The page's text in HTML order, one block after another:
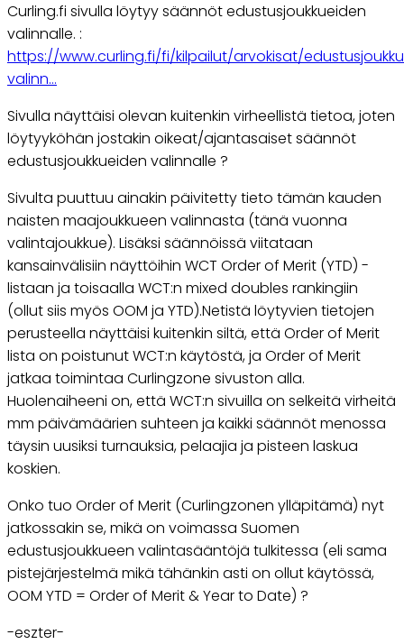
Curling.fi sivulla löytyy säännöt edustusjoukkueiden
valinnalle. :
https://www.curling.fi/fi/kilpailut/arvokisat/
valinn…
Sivulla näyttäisi olevan kuitenkin virheellistä tietoa, joten
löytyyköhän jostakin oikeat/ajantasaiset säännöt
edustusjoukkueiden valinnalle ?
Sivulta puuttuu ainakin päivitetty tieto tämän kauden
naisten maajoukkueen valinnasta (tänä vuonna
valintajoukkue). Lisäksi säännöissä viitataan
kansainvälisiin näyttöihin WCT Order of Merit (YTD) -
listaan ja toisaalla WCT:n mixed doubles rankingiin
(ollut siis myös OOM ja YTD).Netistä löytyvien tietojen
perusteella näyttäisi kuitenkin siltä, että Order of Merit
lista on poistunut WCT:n käytöstä, ja Order of Merit
jatkaa toimintaa Curlingzone sivuston alla.
Huolenaiheeni on, että WCT:n sivuilla on selkeitä virheitä
mm päivämäärien suhteen ja kaikki säännöt menossa
täysin uusiksi turnauksia, pelaajia ja pisteen laskua
koskien.
Onko tuo Order of Merit (Curlingzonen ylläpitämä) nyt
jatkossakin se, mikä on voimassa Suomen
edustusjoukkueen valintasääntöjä tulkitessa (eli sama
pistejärjestelmä mikä tähänkin asti on ollut käytössä,
OOM YTD = Order of Merit & Year to Date) ?
-eszter-